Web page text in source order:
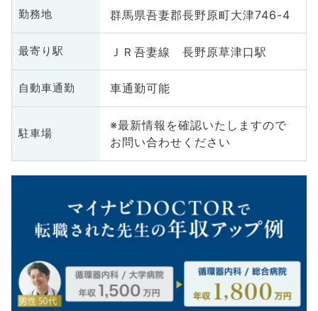
勤務地 群馬県吾妻郡長野原町大津746-4
最寄り駅 ＪＲ吾妻線 長野原草津口駅
自動車通勤 車通勤可能
駐車場
※最新情報を確認いたしますので
お問い合わせください